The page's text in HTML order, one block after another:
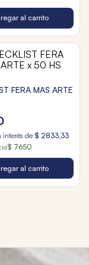
al carrito
FERA MAS ARTE
interés de $ 2833,33
$ 7650
al carrito